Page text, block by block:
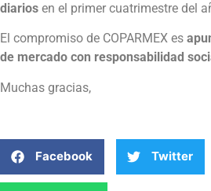
diarios en el primer cuatrimestre del
El compromiso de COPARMEX es
de mercado con responsabilidad
Muchas gracias,
Facebook Twitter